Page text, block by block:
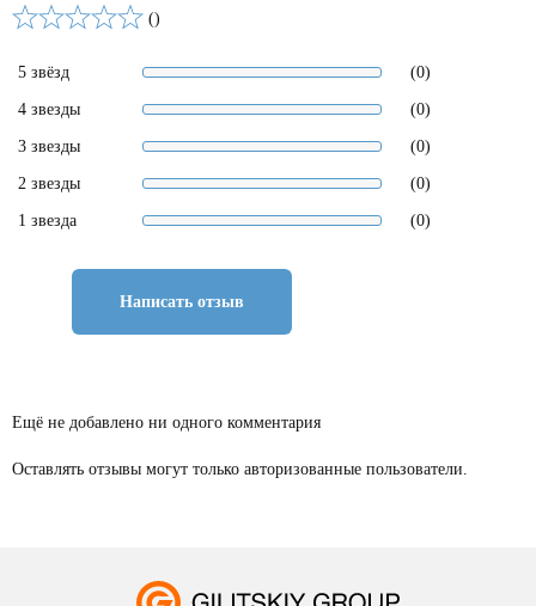
()
5 звёзд (0)
4 звезды (0)
3 звезды (0)
2 звезды (0)
1 звезда (0)
Написать отзыв
Ещё не добавлено ни одного комментария
Оставлять отзывы могут только авторизованные пользователи.